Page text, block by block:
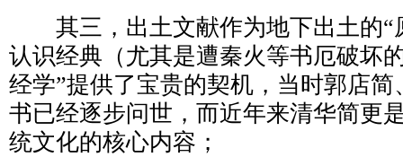
其三，出土文献作为地下出土的“
认识经典（尤其是遭秦火等书厄破坏
经学”提供了宝贵的契机，当时郭店
书已经逐步问世，而近年来清华简更
统文化的核心内容；